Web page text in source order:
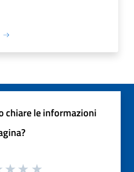
chiare le informazioni